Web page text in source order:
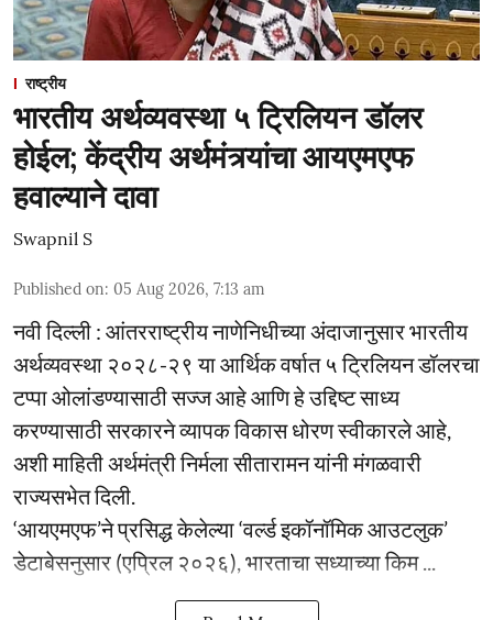
राष्ट्रीय
भारतीय अर्थव्यवस्था ५ ट्रिलियन डॉलर
होईल; केंद्रीय अर्थमंत्र्यांचा आयएमएफ
हवाल्याने दावा
Swapnil S
Published on: 05 Aug 2026, 7:13 am
नवी दिल्ली : आंतरराष्ट्रीय नाणेनिधीच्या अंदाजानुसार भारतीय
अर्थव्यवस्था २०२८-२९ या आर्थिक वर्षात ५ ट्रिलियन डॉलरचा
टप्पा ओलांडण्यासाठी सज्ज आहे आणि हे उद्दिष्ट साध्य
करण्यासाठी सरकारने व्यापक विकास धोरण स्वीकारले आहे,
अशी माहिती अर्थमंत्री निर्मला सीतारामन यांनी मंगळवारी
राज्यसभेत दिली.
‘आयएमएफ’ने प्रसिद्ध केलेल्या ‘वर्ल्ड इकॉनॉमिक आउटलुक’
डेटाबेसनुसार (एप्रिल २०२६), भारताचा सध्याच्या किम ...